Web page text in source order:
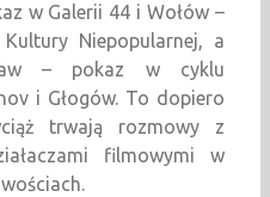
w Galerii 44 i Wołów –
Niepopularnej, a
– pokaz w cyklu
i Głogów. To dopiero
trwają rozmowy z
filmowymi w